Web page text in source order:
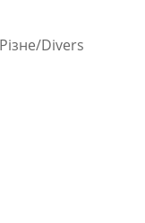
Різне/Divers